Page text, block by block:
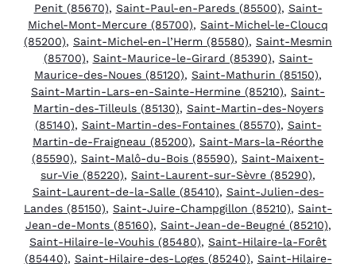
Penit (85670), Saint-Paul-en-Pareds (85500), Saint-
Michel-Mont-Mercure (85700), Saint-Michel-le-Cloucq
(85200), Saint-Michel-en-l’Herm (85580), Saint-Mesmin
(85700), Saint-Maurice-le-Girard (85390), Saint-
Maurice-des-Noues (85120), Saint-Mathurin (85150),
Saint-Martin-Lars-en-Sainte-Hermine (85210), Saint-
Martin-des-Tilleuls (85130), Saint-Martin-des-Noyers
(85140), Saint-Martin-des-Fontaines (85570), Saint-
Martin-de-Fraigneau (85200), Saint-Mars-la-Réorthe
(85590), Saint-Malô-du-Bois (85590), Saint-Maixent-
sur-Vie (85220), Saint-Laurent-sur-Sèvre (85290),
Saint-Laurent-de-la-Salle (85410), Saint-Julien-des-
Landes (85150), Saint-Juire-Champgillon (85210), Saint-
Jean-de-Monts (85160), Saint-Jean-de-Beugné (85210),
Saint-Hilaire-le-Vouhis (85480), Saint-Hilaire-la-Forêt
(85440), Saint-Hilaire-des-Loges (85240), Saint-Hilaire-